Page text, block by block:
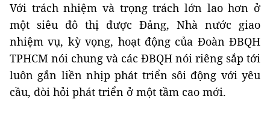
Với trách nhiệm và trọng trách lớn lao hơn ở
một siêu đô thị được Đảng, Nhà nước giao
nhiệm vụ, kỳ vọng, hoạt động của Đoàn ĐBQH
TPHCM nói chung và các ĐBQH nói riêng sắp tới
luôn gắn liền nhịp phát triển sôi động với yêu
cầu, đòi hỏi phát triển ở một tầm cao mới.